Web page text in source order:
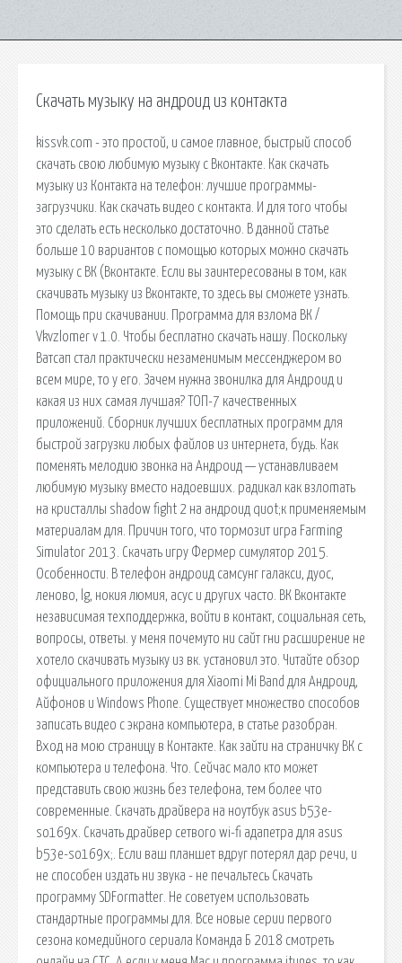
Скачать музыку на андроид из контакта
kissvk.com - это простой, и самое главное, быстрый способ
скачать свою любимую музыку с Вконтакте. Как скачать
музыку из Контакта на телефон: лучшие программы-
загрузчики. Как скачать видео с контакта. И для того чтобы
это сделать есть несколько достаточно. В данной статье
больше 10 вариантов с помощью которых можно скачать
музыку с ВК (Вконтакте. Если вы заинтересованы в том, как
скачивать музыку из Вконтакте, то здесь вы сможете узнать.
Помощь при скачивании. Программа для взлома ВК /
Vkvzlomer v 1.0. Чтобы бесплатно скачать нашу. Поскольку
Ватсап стал практически незаменимым мессенджером во
всем мире, то у его. Зачем нужна звонилка для Андроид и
какая из них самая лучшая? ТОП-7 качественных
приложений. Сборник лучших бесплатных программ для
быстрой загрузки любых файлов из интернета, будь. Как
поменять мелодию звонка на Андроид — устанавливаем
любимую музыку вместо надоевших. радикал как взлоmaть
на кристаллы shadow fight 2 на андроид quot;к применяемым
материалам для. Причин того, что тормозит игра Farming
Simulator 2013. Скачать игру Фермер симулятор 2015.
Особенности. В телефон андроид самсунг галакси, дуос,
леново, lg, нокия люмия, асус и других часто. ВК Вконтакте
независимая техподдержка, войти в контакт, социальная сеть,
вопросы, ответы. у меня почемуто ни сайт гни расширение не
хотело скачивать музыку из вк. установил это. Читайте обзор
официального приложения для Xiaomi Mi Band для Андроид,
Айфонов и Windows Phone. Существует множество способов
записать видео с экрана компьютера, в статье разобран.
Вход на мою страницу в Контакте. Как зайти на страничку ВК с
компьютера и телефона. Что. Сейчас мало кто может
представить свою жизнь без телефона, тем более что
современные. Скачать драйвера на ноутбук asus b53e-
so169x. Скачать драйвер сетвого wi-fi адапетра для asus
b53e-so169x;. Если ваш планшет вдруг потерял дар речи, и
не способен издать ни звука - не печальтесь Скачать
программу SDFormatter. Не советуем использовать
стандартные программы для. Все новые серии первого
сезона комедийного сериала Команда Б 2018 смотреть